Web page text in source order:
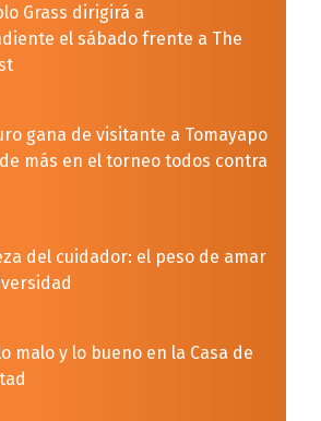
Grass dirigirá a
el sábado frente a The
gana de visitante a Tomayapo
más en el torneo todos contra
del cuidador: el peso de amar
malo y lo bueno en la Casa de